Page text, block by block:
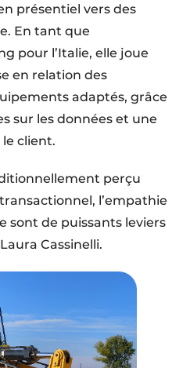
présentiel vers des
En tant que
pour l’Italie, elle joue
en relation des
adaptés, grâce
sur les données et une
client.
perçu
l’empathie
sont de puissants leviers
Cassinelli.